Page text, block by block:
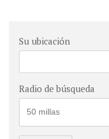
Su ubicación
Radio de búsqueda